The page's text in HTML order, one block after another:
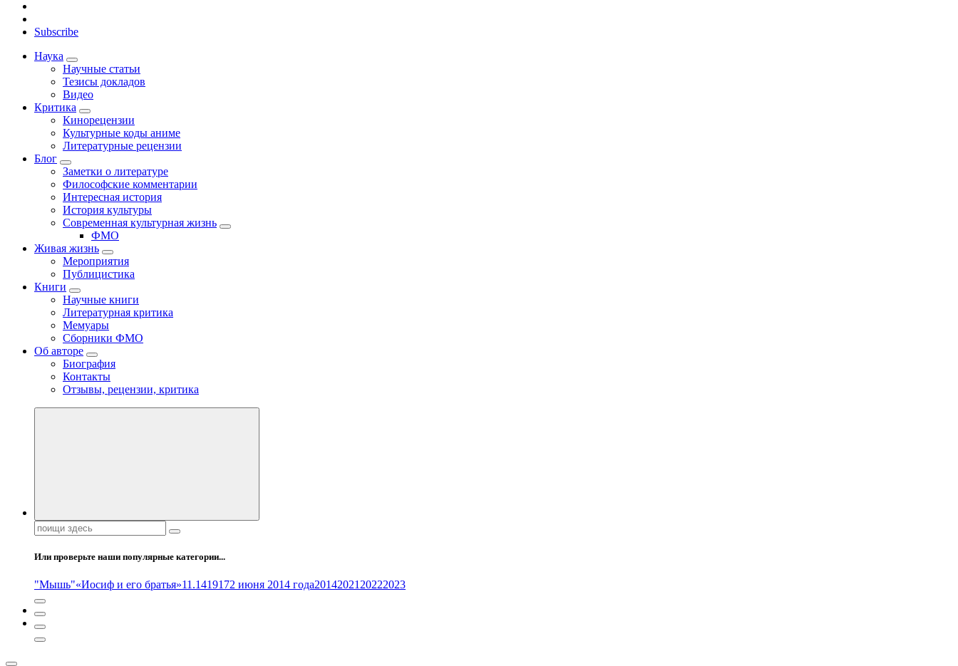
Subscribe
Наука
Научные статьи
Тезисы докладов
Видео
Критика
Кинорецензии
Культурные коды аниме
Литературные рецензии
Блог
Заметки о литературе
Философские комментарии
Интересная история
История культуры
Современная культурная жизнь
ФМО
Живая жизнь
Мероприятия
Публицистика
Книги
Научные книги
Литературная критика
Мемуары
Сборники ФМО
Об авторе
Биография
Контакты
Отзывы, рецензии, критика
Поиск:
Или проверьте наши популярные категории...
"Мышь"«Иосиф и его братья»11.1419172 июня 2014 года20142021 20222023